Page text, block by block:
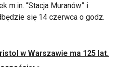
m.in. “Stacja Muranów” i
się 14 czerwca o godz.
w Warszawie ma 125 lat.